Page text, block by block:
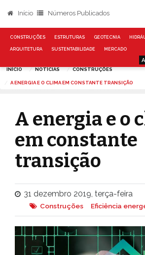
Início Números Publicados
CONSTRUÇÕES ESTRUTURAS GEOTECNIA
ARQUITETURA SUSTENTABILIDADE MERCADO
INÍCIO NOTÍCIAS CONSTRUÇÕES
A ENERGIA E O CLIMA EM CONSTANTE TRANSIÇÃO
A energia e o
em constante
transição
31 dezembro 2019, terça-feira
Construções Eficiência